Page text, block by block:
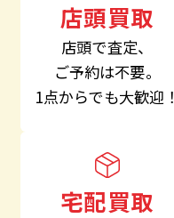
店頭買取
店頭で査定、
ご予約は不要。
1点からでも大歓迎！
宅配買取